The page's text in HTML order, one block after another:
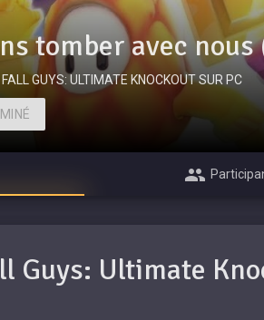
tomber avec nous
GUYS: ULTIMATE KNOCKOUT SUR PC
Guys: Ultimate